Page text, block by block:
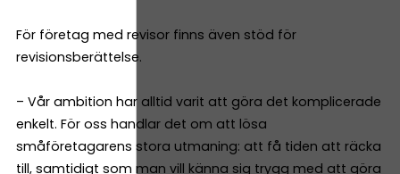
För företag med revisor finns även stöd för
revisionsberättelse.
– Vår ambition har alltid varit att göra det komplicerade
enkelt. För oss handlar det om att lösa
småföretagarens stora utmaning: att få tiden att räcka
till, samtidigt som man vill känna sig trygg med att göra